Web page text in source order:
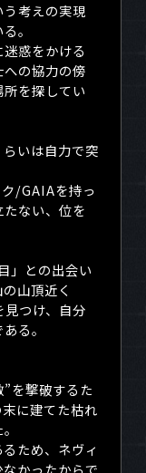
考えの実現
。
惑をかける
の協力の傍
を探してい
いは自力で突
/GAIAを持っ
ない、位を
」との出会い
山頂近く
つけ、自分
る。
を撃破するた
に建てた枯れ
ため、ネヴィ